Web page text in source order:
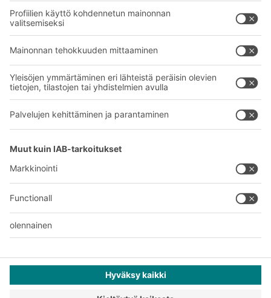
Palvelumme
Yritys
Tietoa meistä
Tehtaamme
YOUR LIFE.
+358 1 0324 6510
Suunnittelu ja toteutus+ | LOUISINTERNET
Tarjous on tarkoitettu teollisuuden ja kaupan edustajille ja
ammatinharjoittajille ammatti- ja kaupalliseen käyttöön.